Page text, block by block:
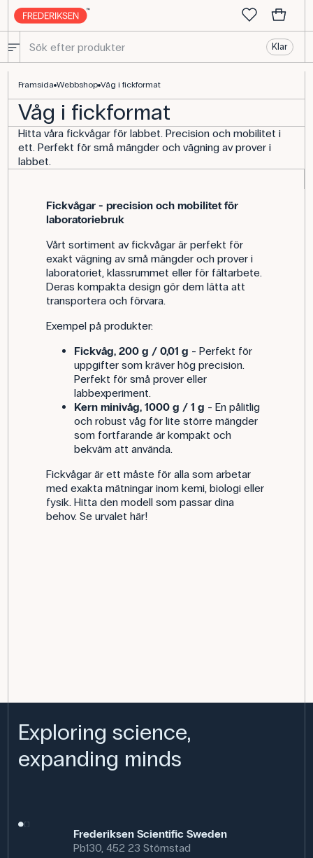
Klar
Framsida Webbshop Våg i fickformat
Våg i fickformat
Hitta våra fickvågar för labbet. Precision och mobilitet i
ett. Perfekt för små mängder och vägning av prover i
labbet.
Fickvågar - precision och mobilitet för
laboratoriebruk
Vårt sortiment av fickvågar är perfekt för
exakt vägning av små mängder och prover i
laboratoriet, klassrummet eller för fältarbete.
Deras kompakta design gör dem lätta att
transportera och förvara.
Exempel på produkter:
Fickvåg, 200 g / 0,01 g - Perfekt för
uppgifter som kräver hög precision.
Perfekt för små prover eller
labbexperiment.
Kern minivåg, 1000 g / 1 g - En pålitlig
och robust våg för lite större mängder
som fortfarande är kompakt och
bekväm att använda.
Fickvågar är ett måste för alla som arbetar
med exakta mätningar inom kemi, biologi eller
fysik. Hitta den modell som passar dina
behov. Se urvalet här!
Exploring science,
expanding minds
Frederiksen Scientific Sweden
Pb130, 452 23 Stömstad